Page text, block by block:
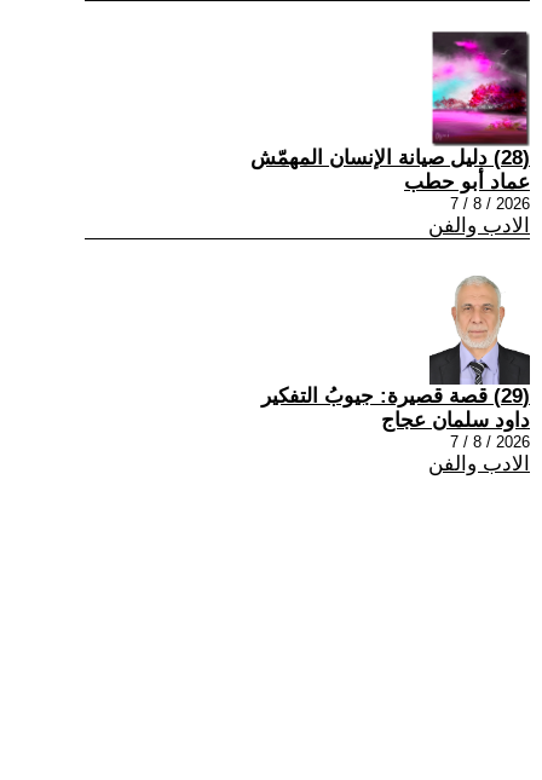
(28) دليل صيانة الإنسان المهمّش
عماد أبو حطب
2026 / 8 / 7
الادب والفن
(29) قصة قصيرة: جيوبُ التفكير
داود سلمان عجاج
2026 / 8 / 7
الادب والفن